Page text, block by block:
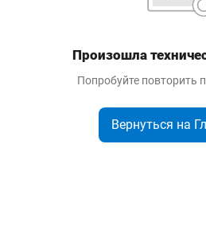
Произошла
Попробуйте повторить
Вернуться на